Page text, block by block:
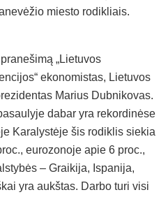
miesto rodikliais.
„Lietuvos
ekonomistas, Lietuvos
Marius Dubnikovas.
dabar yra rekordinėse
Karalystėje šis rodiklis siekia
eurozonoje apie 6 proc.,
– Graikija, Ispanija,
yra aukštas. Darbo turi visi